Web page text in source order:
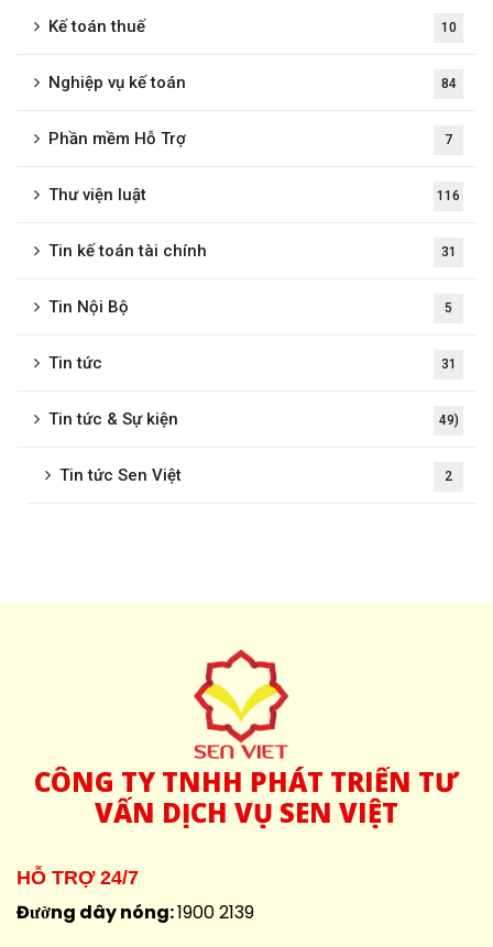
Kế toán thuế 10
Nghiệp vụ kế toán 84
Phần mềm Hỗ Trợ 7
Thư viện luật 116
Tin kế toán tài chính 31
Tin Nội Bộ 5
Tin tức 31
Tin tức & Sự kiện 49)
Tin tức Sen Việt 2
CÔNG TY TNHH PHÁT TRIỂN TƯ
VẤN DỊCH VỤ SEN VIỆT
HỖ TRỢ 24/7
Đường dây nóng:1900 2139